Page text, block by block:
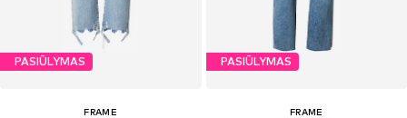
PASIŪLYMAS
FRAME
PASIŪLYMAS
FRAME